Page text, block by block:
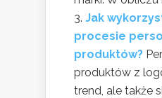
Jak
procesie
produktów?
produktów z
trend, ale także